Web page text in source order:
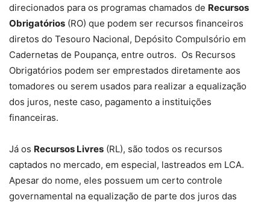
direcionados para os programas chamados de Recursos
Obrigatórios (RO) que podem ser recursos financeiros
diretos do Tesouro Nacional, Depósito Compulsório em
Cadernetas de Poupança, entre outros. Os Recursos
Obrigatórios podem ser emprestados diretamente aos
tomadores ou serem usados para realizar a equalização
dos juros, neste caso, pagamento a instituições
financeiras.
Já os Recursos Livres (RL), são todos os recursos
captados no mercado, em especial, lastreados em LCA.
Apesar do nome, eles possuem um certo controle
governamental na equalização de parte dos juros das